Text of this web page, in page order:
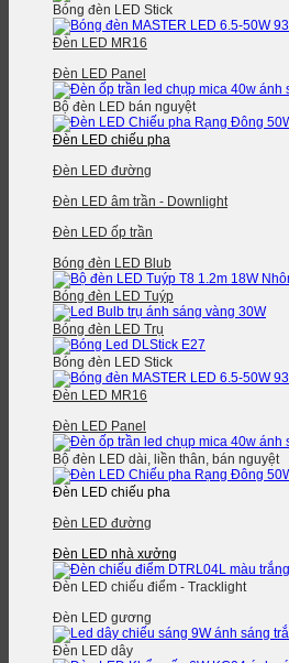
Bóng đèn LED Stick
Đèn LED MR16
Đèn LED Panel
Bộ đèn LED bán nguyệt
Đèn LED chiếu pha
Đèn LED đường
Đèn LED âm trần - Downlight
Đèn LED ốp trần
Bóng đèn LED Blub
Bóng đèn LED Tuýp
Bóng đèn LED Trụ
Bóng đèn LED Stick
Đèn LED MR16
Đèn LED Panel
Bộ đèn LED dài, liền thân, bán nguyệt
Đèn LED chiếu pha
Đèn LED đường
Đèn LED nhà xưởng
Đèn LED chiếu điểm - Tracklight
Đèn LED gương
Đèn LED dây